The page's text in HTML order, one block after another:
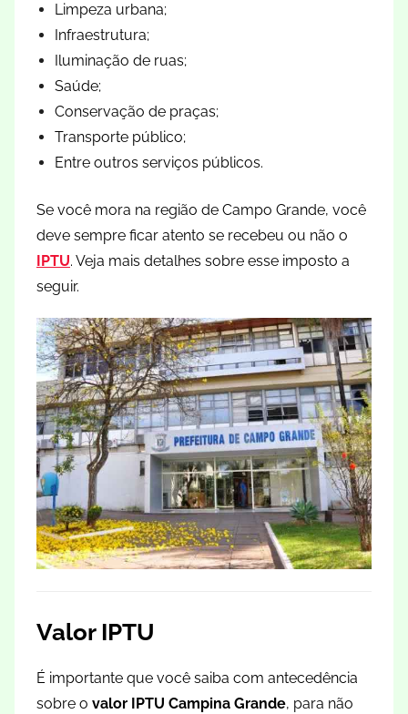
Limpeza urbana;
Infraestrutura;
Iluminação de ruas;
Saúde;
Conservação de praças;
Transporte público;
Entre outros serviços públicos.
Se você mora na região de Campo Grande, você
deve sempre ficar atento se recebeu ou não o
IPTU. Veja mais detalhes sobre esse imposto a
seguir.
Valor IPTU
É importante que você saiba com antecedência
sobre o valor IPTU Campina Grande, para não